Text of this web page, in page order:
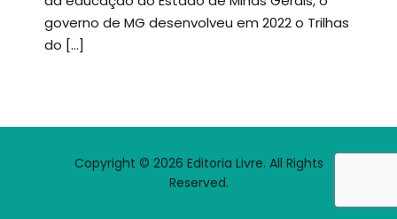
governo de MG desenvolveu em 2022 o Trilhas
do […]
Copyright © 2026 Editoria Livre. All Rights
Reserved.